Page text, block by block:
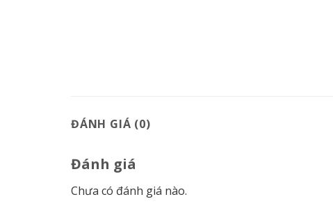
ĐÁNH GIÁ (0)
Đánh giá
Chưa có đánh giá nào.